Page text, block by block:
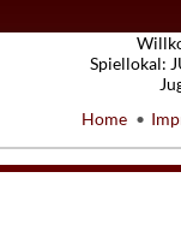
Spiellokal:
Home